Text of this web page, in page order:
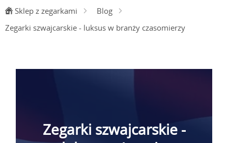
Sklep z zegarkami
Blog
Zegarki szwajcarskie - luksus w branży czasomierzy
Zegarki szwajcarskie -